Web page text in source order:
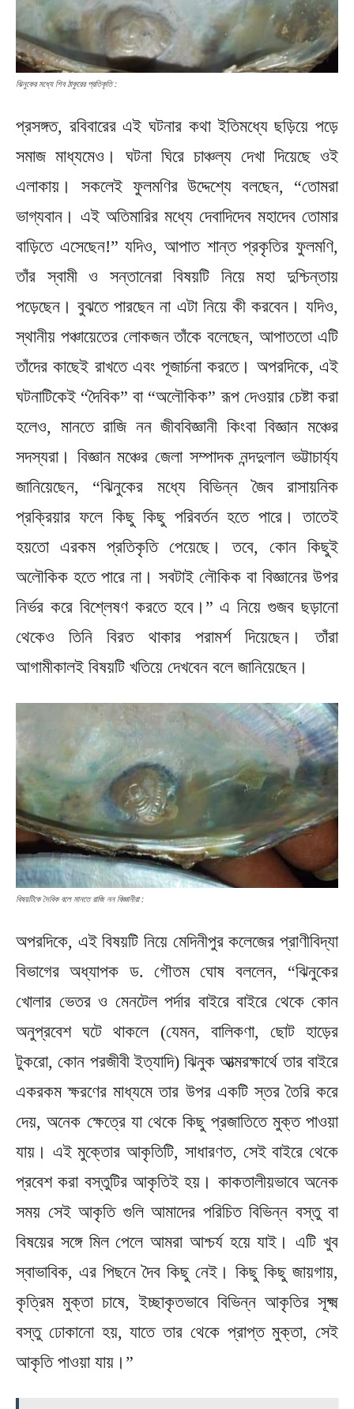
ঝিনুকের মধ্যে শিব ঠাকুরের প্রতিকৃতি :
প্রসঙ্গত, রবিবারের এই ঘটনার কথা ইতিমধ্যে ছড়িয়ে পড়ে
সমাজ মাধ্যমেও। ঘটনা ঘিরে চাঞ্চল্য দেখা দিয়েছে ওই
এলাকায়। সকলেই ফুলমণির উদ্দেশ্যে বলছেন, “তোমরা
ভাগ্যবান। এই অতিমারির মধ্যে দেবাদিদেব মহাদেব তোমার
বাড়িতে এসেছেন!” যদিও, আপাত শান্ত প্রকৃতির ফুলমণি,
তাঁর স্বামী ও সন্তানেরা বিষয়টি নিয়ে মহা দুশ্চিন্তায়
পড়েছেন। বুঝতে পারছেন না এটা নিয়ে কী করবেন। যদিও,
স্থানীয় পঞ্চায়েতের লোকজন তাঁকে বলেছেন, আপাততো এটি
তাঁদের কাছেই রাখতে এবং পূজার্চনা করতে। অপরদিকে, এই
ঘটনাটিকেই “দৈবিক” বা “অলৌকিক” রূপ দেওয়ার চেষ্টা করা
হলেও, মানতে রাজি নন জীববিজ্ঞানী কিংবা বিজ্ঞান মঞ্চের
সদস্যরা। বিজ্ঞান মঞ্চের জেলা সম্পাদক নন্দদুলাল ভট্টাচার্য্য
জানিয়েছেন, “ঝিনুকের মধ্যে বিভিন্ন জৈব রাসায়নিক
প্রক্রিয়ার ফলে কিছু কিছু পরিবর্তন হতে পারে। তাতেই
হয়তো এরকম প্রতিকৃতি পেয়েছে। তবে, কোন কিছুই
অলৌকিক হতে পারে না। সবটাই লৌকিক বা বিজ্ঞানের উপর
নির্ভর করে বিশ্লেষণ করতে হবে।” এ নিয়ে গুজব ছড়ানো
থেকেও তিনি বিরত থাকার পরামর্শ দিয়েছেন। তাঁরা
আগামীকালই বিষয়টি খতিয়ে দেখবেন বলে জানিয়েছেন।
বিষয়টিকে দৈবিক বলে মানতে রাজি নন বিজ্ঞানীরা :
অপরদিকে, এই বিষয়টি নিয়ে মেদিনীপুর কলেজের প্রাণীবিদ্যা
বিভাগের অধ্যাপক ড. গৌতম ঘোষ বললেন, “ঝিনুকের
খোলার ভেতর ও মেনটেল পর্দার বাইরে বাইরে থেকে কোন
অনুপ্রবেশ ঘটে থাকলে (যেমন, বালিকণা, ছোট হাড়ের
টুকরো, কোন পরজীবী ইত্যাদি) ঝিনুক আত্মরক্ষার্থে তার বাইরে
একরকম ক্ষরণের মাধ্যমে তার উপর একটি স্তর তৈরি করে
দেয়, অনেক ক্ষেত্রে যা থেকে কিছু প্রজাতিতে মুক্ত পাওয়া
যায়। এই মুক্তোর আকৃতিটি, সাধারণত, সেই বাইরে থেকে
প্রবেশ করা বস্তুটির আকৃতিই হয়। কাকতালীয়ভাবে অনেক
সময় সেই আকৃতি গুলি আমাদের পরিচিত বিভিন্ন বস্তু বা
বিষয়ের সঙ্গে মিল পেলে আমরা আশ্চর্য হয়ে যাই। এটি খুব
স্বাভাবিক, এর পিছনে দৈব কিছু নেই। কিছু কিছু জায়গায়,
কৃত্রিম মুক্তা চাষে, ইচ্ছাকৃতভাবে বিভিন্ন আকৃতির সূক্ষ্ম
বস্তু ঢোকানো হয়, যাতে তার থেকে প্রাপ্ত মুক্তা, সেই
আকৃতি পাওয়া যায়।”